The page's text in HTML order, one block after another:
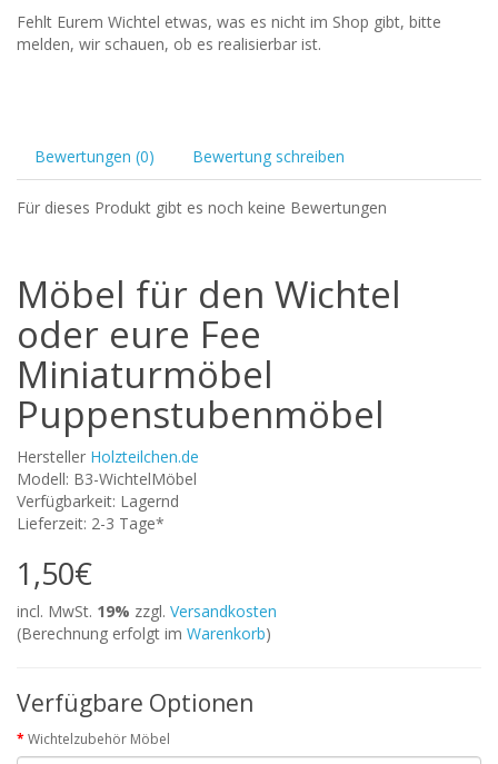
Fehlt Eurem Wichtel etwas, was es nicht im Shop gibt, bitte
melden, wir schauen, ob es realisierbar ist.
Bewertungen (0) Bewertung schreiben
Für dieses Produkt gibt es noch keine Bewertungen
Möbel für den Wichtel
oder eure Fee
Miniaturmöbel
Puppenstubenmöbel
Hersteller Holzteilchen.de
Modell: B3-WichtelMöbel
Verfügbarkeit: Lagernd
Lieferzeit: 2-3 Tage*
1,50€
incl. MwSt. 19% zzgl. Versandkosten
(Berechnung erfolgt im Warenkorb)
Verfügbare Optionen
Wichtelzubehör Möbel